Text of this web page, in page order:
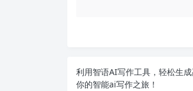
利用智语AI写作工具，轻松生
你的智能ai写作之旅！